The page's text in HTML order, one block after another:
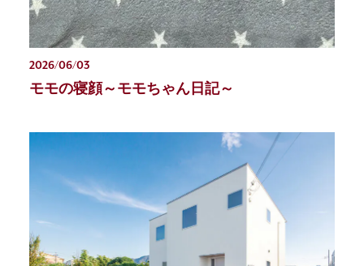
2026/06/03
モモの寝顔～モモちゃん日記～